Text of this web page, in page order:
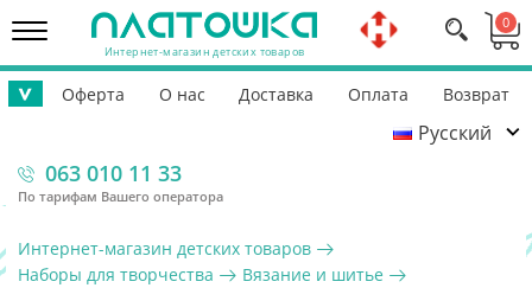
> Оферта О нас Доставка Оплата
Возврат
Помощь ВСУ
Русский
063 010 11 33
По тарифам Вашего оператора
Интернет-магазин детских товаров
0
Интернет-магазин детских товаров
Наборы для творчества
Вязание и шитье